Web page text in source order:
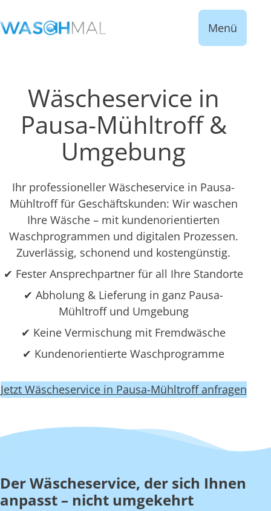
Menü
Wäscheservice in
Pausa-Mühltroff &
Umgebung
Ihr professioneller Wäscheservice in Pausa-
Mühltroff für Geschäftskunden: Wir waschen
Ihre Wäsche – mit kundenorientierten
Waschprogrammen und digitalen Prozessen.
Zuverlässig, schonend und kostengünstig.
✔ Fester Ansprechpartner für all Ihre Standorte
✔ Abholung & Lieferung in ganz Pausa-
Mühltroff und Umgebung
✔ Keine Vermischung mit Fremdwäsche
✔ Kundenorientierte Waschprogramme
Jetzt Wäscheservice in Pausa-Mühltroff anfragen
Der Wäscheservice, der sich Ihnen
anpasst – nicht umgekehrt